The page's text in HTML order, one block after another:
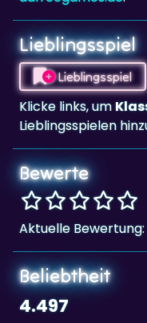
Lieblingsspiel
Lieblingsspiel
Klicke links, um
Lieblingsspielen
Bewerte
Aktuelle Bewertung:
Beliebtheit
4.497